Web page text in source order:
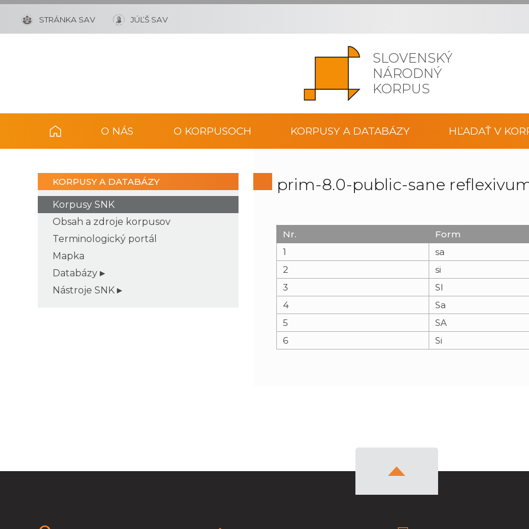
SLOVENSKÝ
NÁRODNÝ
KORPUS
STRÁNKA SAV JÚĽŠ SAV
O NÁS O KORPUSOCH KORPUSY A DATABÁZY HĽADAŤ V
KORPUSY A DATABÁZY
Korpusy SNK
Obsah a zdroje korpusov
Terminologický portál
Mapka
Databázy
Nástroje SNK
prim-8.0-public-sane
Nr. Form
1
sa
2
si
3
SI
4
Sa
5
SA
6
Si